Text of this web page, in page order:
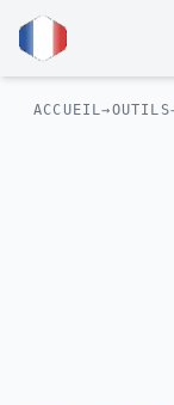
ACCUEIL→OUTILS